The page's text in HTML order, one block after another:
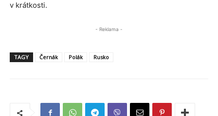
v krátkosti.
- Reklama -
TAGY Černák Polák Rusko